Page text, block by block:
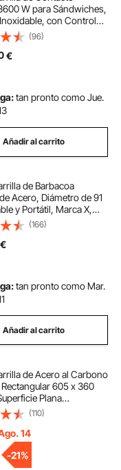
W para Sándwiches,
con Control
Doble Placa
Acanalada de 48 x 23
Filetes y
(96)
€
tan pronto como Jue.
Añadir al carrito
de Barbacoa
Acero, Diámetro de 91
y Portátil, Marca X,
de Carga de 20 kg,
para Chimenea, Brasero,
Pícnic, Camping, Jardín,
(166)
€
tan pronto como Mar.
Añadir al carrito
de Acero al Carbono
605 x 360
Plana
Plancha de Gas para
Teppanyaki, Utensilios
Portátiles con
(110)
14
-21%